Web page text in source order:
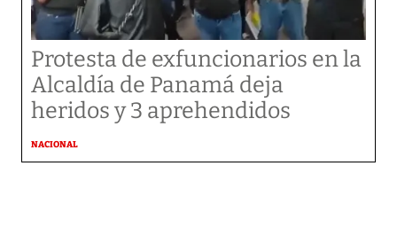
Protesta de exfuncionarios en la
Alcaldía de Panamá deja
heridos y 3 aprehendidos
NACIONAL